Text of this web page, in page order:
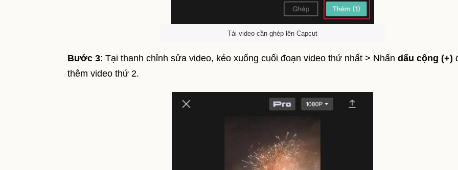
Tải video cần ghép lên Capcut
Bước 3: Tại thanh chỉnh sửa video, kéo xuống cuối đoạn video thứ nhất > Nhấn dấu cộng (+)
thêm video thứ 2.